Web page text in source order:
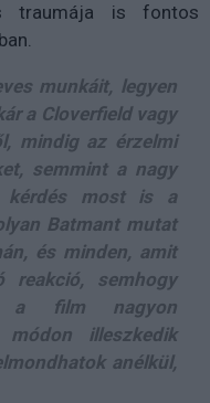
traumája is fontos
munkáit, legyen
a Cloverfield vagy
mindig az érzelmi
semmint a nagy
kérdés most is a
Batmant mutat
és minden, amit
reakció, semhogy
a film nagyon
illeszkedik
anélkül,